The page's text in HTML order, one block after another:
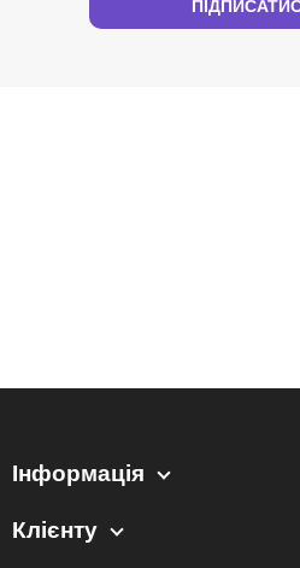
Інформація
Клієнту